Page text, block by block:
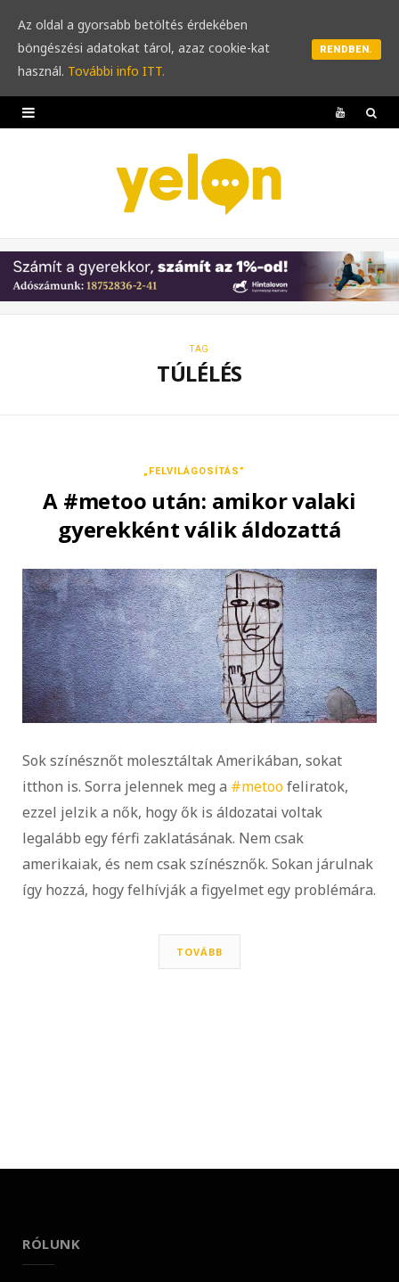
Y
u
b
e
TAG
TÚLÉLÉS
„FELVILÁGOSÍTÁS”
A #metoo után: amikor valaki
gyerekként válik áldozattá
Sok színésznőt molesztáltak Amerikában, sokat
itthon is. Sorra jelennek meg a #metoofeliratok,
ezzel jelzik a nők, hogy ők is áldozatai voltak
legalább egy férfi zaklatásának. Nem csak
amerikaiak, és nem csak színésznők. Sokan járulnak
így hozzá, hogy felhívják a figyelmet egy problémára.
TOVÁBB
RÓLUNK
Az oldal a gyorsabb betöltés érdekében
böngészési adatokat tárol, azaz cookie-kat
használ. További info ITT.
RENDBEN.